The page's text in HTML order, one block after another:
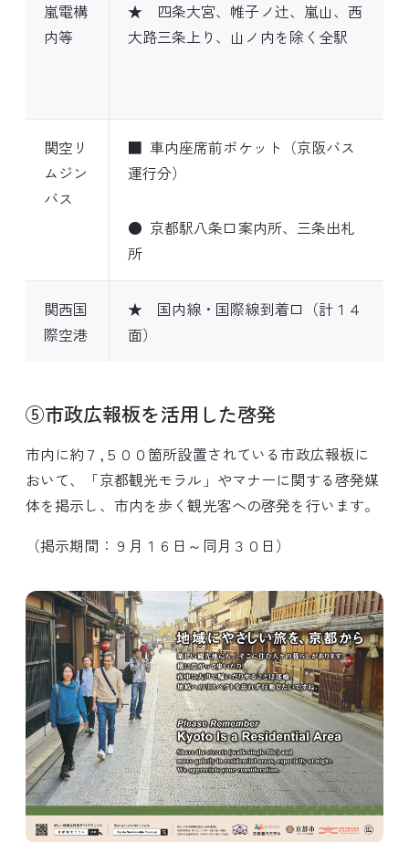
嵐電構
内等
★ 四条大宮、帷子ノ辻、嵐山、西
大路三条上り、山ノ内を除く全駅
関空リ
ムジン
バス
■ 車内座席前ポケット（京阪バス
運行分）
● 京都駅八条口案内所、三条出札
所
関西国
際空港
★ 国内線・国際線到着口（計１４
面）
⑤市政広報板を活用した啓発
市内に約７,５００箇所設置されている市政広報板に
おいて、「京都観光モラル」やマナーに関する啓発媒
体を掲示し、市内を歩く観光客への啓発を行います。
（掲示期間：９月１６日～同月３０日）